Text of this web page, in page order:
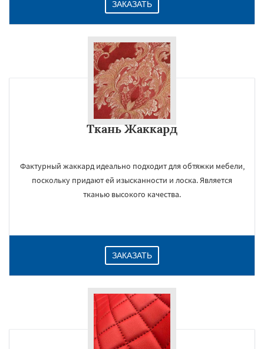
ЗАКАЗАТЬ
Ткань Жаккард
Фактурный жаккард идеально подходит для обтяжки мебели,
поскольку придают ей изысканности и лоска. Является
тканью высокого качества.
ЗАКАЗАТЬ